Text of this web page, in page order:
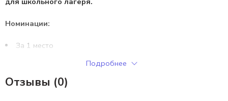
Номинации:
За 1 место
Дополнительные номинации:
Подробнее
Отзывы (0)